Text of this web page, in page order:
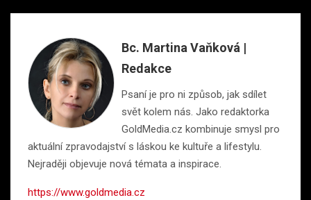
Bc. Martina Vaňková |
Redakce
Psaní je pro ni způsob, jak sdílet
svět kolem nás. Jako redaktorka
GoldMedia.cz kombinuje smysl pro
aktuální zpravodajství s láskou ke kultuře a lifestylu.
Nejraději objevuje nová témata a inspirace.
https://www.goldmedia.cz